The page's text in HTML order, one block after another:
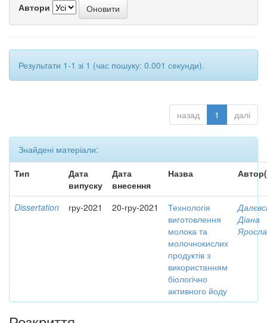
Автори
Результати 1-1 зі 1 (час пошуку: 0.001 секунди).
назад 1 далі
Знайдені матеріали:
Тип
Дата
випуску
Дата
внесення
Назва
Dissertation гру-2021 20-гру-2021
Технологія
виготовлення
молока та
молочнокислих
продуктів з
використанням
біологічно
активного йоду
Діана